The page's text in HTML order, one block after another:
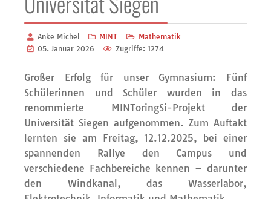
Anke Michel MINT
Mathematik
05. Januar 2026
Zugriffe: 1274
Großer Erfolg für unser Gymnasium: Fünf
Schülerinnen und Schüler wurden in das
renommierte MINToringSi-Projektder
Universität Siegen aufgenommen. Zum Auftakt
lernten sie am Freitag, 12.12.2025, bei einer
spannenden Rallye den Campus und
verschiedene Fachbereiche kennen – darunter
den Windkanal, das Wasserlabor,